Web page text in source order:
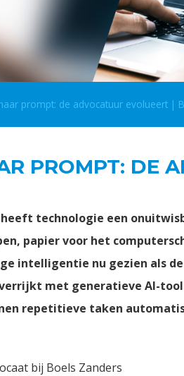
prompt: de advocatuur evolueert |
PROMPT: DE
technologie een
papier voor het
intelligentie nu gezien als de
met generatieve AI-
repetitieve taken
bij Boels Zanders